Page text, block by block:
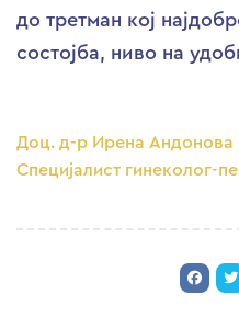
до третман кој
состојба, ниво на
Доц. д-р Ирена Андонова
Специјалист гинеколог-